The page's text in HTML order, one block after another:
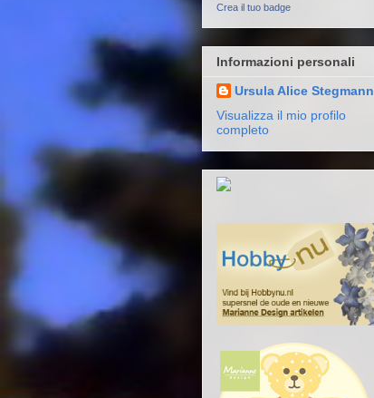
Crea il tuo badge
Informazioni personali
Ursula Alice Stegmann
Visualizza il mio profilo
completo